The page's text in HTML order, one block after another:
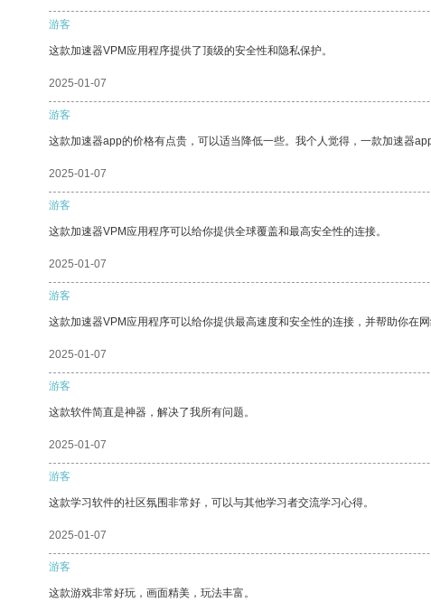
游客
这款加速器VPM应用程序提供了顶级的安全性和隐私保护。
2025-01-07
游客
这款加速器app的价格有点贵，可以适当降低一些。我个人觉得，一款加速器
2025-01-07
游客
这款加速器VPM应用程序可以给你提供全球覆盖和最高安全性的连接。
2025-01-07
游客
这款加速器VPM应用程序可以给你提供最高速度和安全性的连接，并帮助你在网
2025-01-07
游客
这款软件简直是神器，解决了我所有问题。
2025-01-07
游客
这款学习软件的社区氛围非常好，可以与其他学习者交流学习心得。
2025-01-07
游客
这款游戏非常好玩，画面精美，玩法丰富。